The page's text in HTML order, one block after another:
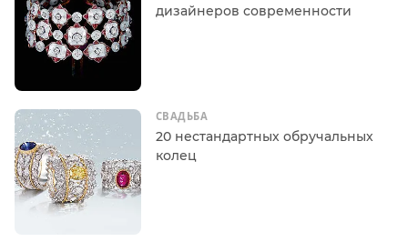
дизайнеров современности
СВАДЬБА
20 нестандартных обручальных
колец